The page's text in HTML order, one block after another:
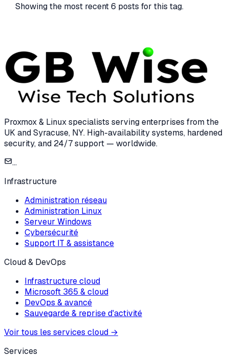
Showing the most recent6 posts for this tag.
Proxmox & Linux specialists serving enterprises from the
UK and Syracuse, NY. High-availability systems, hardened
security, and 24/7 support — worldwide.
...
Infrastructure
Administration réseau
Administration Linux
Serveur Windows
Cybersécurité
Support IT & assistance
Cloud & DevOps
Infrastructure cloud
Microsoft 365 & cloud
DevOps & avancé
Sauvegarde & reprise d'activité
Voir tous les services cloud →
Services